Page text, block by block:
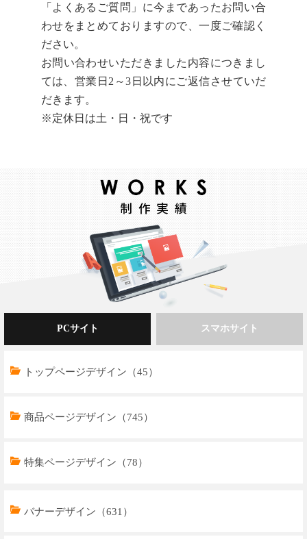
「よくあるご質問」に今まであったお問い合
わせをまとめておりますので、一度ご確認く
ださい。
お問い合わせいただきました内容につきまし
ては、営業日2～3日以内にご返信させていだ
だきます。
※定休日は土・日・祝です
PCサイト
トップページデザイン（45）
商品ページデザイン（745）
特集ページデザイン（78）
スマホサイト
トップページデザイン（33）
バナーデザイン（631）